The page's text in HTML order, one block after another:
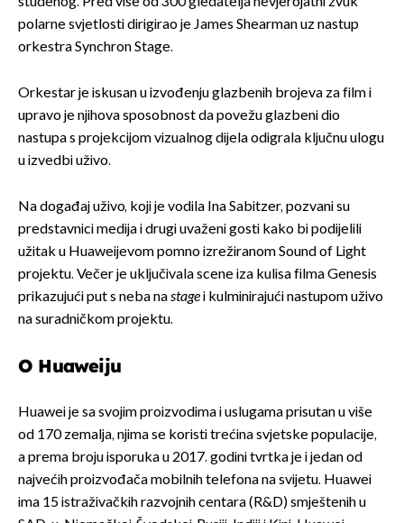
polarne svjetlosti dirigirao je James Shearman uz nastup
orkestra Synchron Stage.
Orkestar je iskusan u izvođenju glazbenih brojeva za film i
upravo je njihova sposobnost da povežu glazbeni dio
nastupa s projekcijom vizualnog dijela odigrala ključnu ulogu
u izvedbi uživo.
Na događaj uživo, koji je vodila Ina Sabitzer, pozvani su
predstavnici medija i drugi uvaženi gosti kako bi podijelili
užitak u Huaweijevom pomno izrežiranom Sound of Light
projektu. Večer je uključivala scene iza kulisa filma Genesis
prikazujući put s neba nastagei kulminirajući nastupom uživo
na suradničkom projektu.
O Huaweiju
Huawei je sa svojim proizvodima i uslugama prisutan u više
od 170 zemalja, njima se koristi trećina svjetske populacije,
a prema broju isporuka u 2017. godini tvrtka je i jedan od
najvećih proizvođača mobilnih telefona na svijetu. Huawei
ima 15 istraživačkih razvojnih centara (R&D) smještenih u